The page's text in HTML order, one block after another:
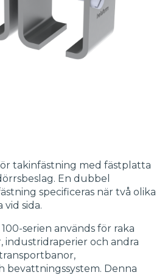
takinfästning med fästplatta
En dubbel
specificeras när två olika
vid sida.
serien används för raka
industridraperier och andra
bevattningssystem. Denna